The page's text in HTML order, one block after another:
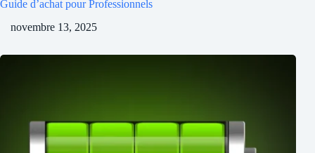
Guide d’achat pour Professionnels
novembre 13, 2025